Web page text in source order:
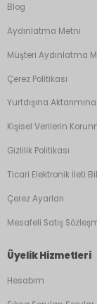
Blog
Aydınlatma Metni
Müşteri Aydınlatma
Çerez Politikası
Yurtdışına
Kişisel Verilerin
Gizlilik Politikası
Ticari Elektronik İleti
Çerez Ayarları
Mesafeli Satış
Üyelik Hizmetleri
Hesabım